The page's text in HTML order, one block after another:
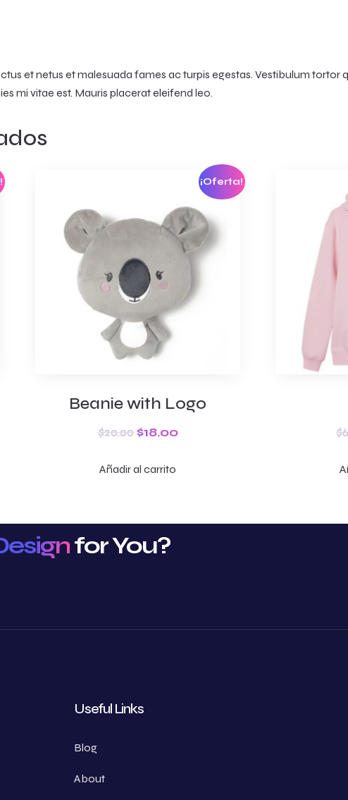
et netus et malesuada fames ac turpis egestas. Vestibulum
mi vitae est. Mauris placerat eleifend leo.
¡Oferta!
Beanie with Logo
$20.00$18.00
Añadir al carrito
$
for You?
Useful Links
Blog
About